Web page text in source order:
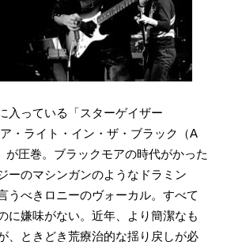
入っている「スターゲイザー
ア・ライト・イン・ザ・ブラック（A
が圧巻。ブラックモアの時代がかった
ーのマシンガンのようなドラミン
うべきロニーのヴォーカル。すべて
に嫌味がない。近年、より簡潔なも
、ときどき荒療治的な揺り戻しが必